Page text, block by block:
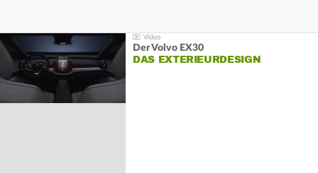
Der Volvo EX30
DAS EXTERIEURDESIGN